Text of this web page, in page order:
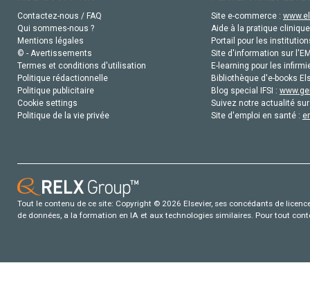
Contactez-nous / FAQ
Qui sommes-nous ?
Mentions légales
© - Avertissements
Termes et conditions d'utilisation
Politique rédactionnelle
Politique publicitaire
Cookie settings
Politique de la vie privée
Site e-commerce :
Aide à la pratique
Portail pour les
Site d'information sur
E-learning pour les
Bibliothèque d'e-books
Blog special IFSI :
Suivez notre actualité
Site d'emploi en santé :
Tout le contenu de ce site: Copyright © 2026 Elsevier, ses concédants de
de données, a la formation en IA et aux technologies similaires. Pour tout